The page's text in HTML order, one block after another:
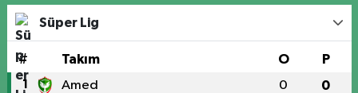
Süper Lig
# Takım O P
1 Amed 0 0